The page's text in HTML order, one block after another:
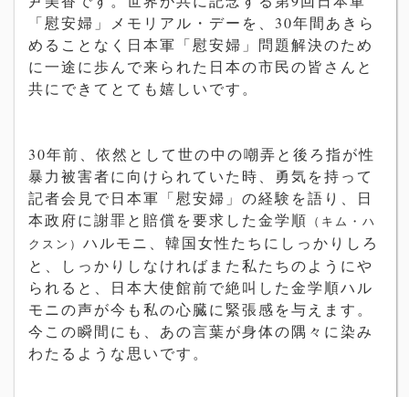
「慰安婦」メモリアル・デーを、30年間あきら
めることなく日本軍「慰安婦」問題解決のため
に一途に歩んで来られた日本の市民の皆さんと
共にできてとても嬉しいです。
30年前、依然として世の中の嘲弄と後ろ指が性
暴力被害者に向けられていた時、勇気を持って
記者会見で日本軍「慰安婦」の経験を語り、日
本政府に謝罪と賠償を要求した金学順 （キム・ハ
クスン） ハルモニ、韓国女性たちにしっかりしろ
と、しっかりしなければまた私たちのようにや
られると、日本大使館前で絶叫した金学順ハル
モニの声が今も私の心臓に緊張感を与えます。
今この瞬間にも、あの言葉が身体の隅々に染み
わたるような思いです。